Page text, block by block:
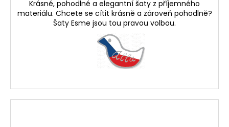
Krásné, pohodlné a elegantní šaty z příjemného
materiálu. Chcete se cítit krásně a zároveň pohodlně?
Šaty Esme jsou tou pravou volbou.